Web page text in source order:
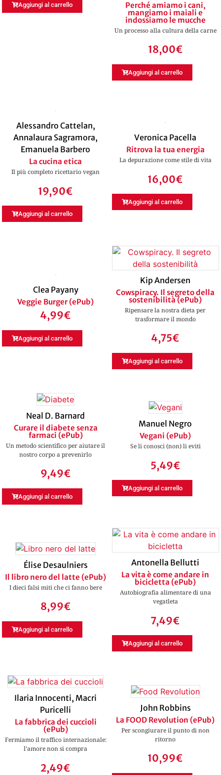
Aggiungi al carrello Perché amiamo i cani,
mangiamo i maiali e
indossiamo le mucche
Un processo alla cultura della carne
18,00€
Aggiungi al carrello
Alessandro Cattelan,
Annalaura Sagramora,
Emanuela Barbero
La cucina etica
Il più completo ricettario vegan
19,90€
Aggiungi al carrello
Veronica Pacella
Ritrova la tua energia
La depurazione come stile di vita
16,00€
Aggiungi al carrello
Clea Payany
Veggie Burger (ePub)
4,99€
Aggiungi al carrello
Kip Andersen
Cowspiracy. Il segreto della
sostenibilità (ePub)
Ripensare la nostra dieta per
trasformare il mondo
4,75€
Aggiungi al carrello
Neal D. Barnard
Curare il diabete senza
farmaci (ePub)
Un metodo scientifico per aiutare il
nostro corpo a prevenirlo
9,49€
Aggiungi al carrello
Manuel Negro
Vegani (ePub)
Se li conosci (non) li eviti
5,49€
Aggiungi al carrello
Élise Desaulniers
Il libro nero del latte (ePub)
I dieci falsi miti che ci fanno bere
8,99€
Aggiungi al carrello
Antonella Bellutti
La vita è come andare in
bicicletta (ePub)
Autobiografia alimentare di una
vegatleta
7,49€
Aggiungi al carrello
Ilaria Innocenti, Macri
Puricelli
La fabbrica dei cuccioli
(ePub)
Fermiamo il traffico internazionale:
l’amore non si compra
2,49€
John Robbins
La FOOD Revolution (ePub)
Per scongiurare il punto di non
ritorno
10,99€